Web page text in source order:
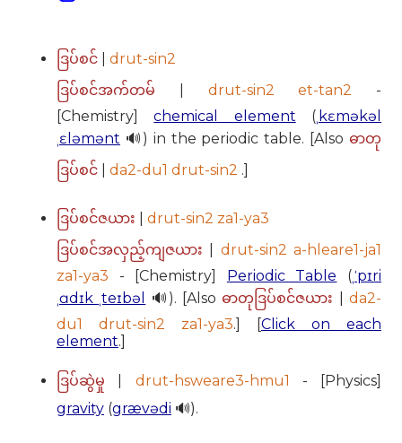
ဒြပ်စင် drut-sin2
ဒြပ်စင်အက်တမ် drut-sin2 et-tan2
-
[Chemistry]chemical element ( ˌkɛməkəl
ˌɛləmənt 🔊) in the periodic table. [Also ဓာတု
ဒြပ်စင် da2-du1 drut-sin2 .]
ဒြပ်စင်ဇယား drut-sin2 za1-ya3
ဒြပ်စင်အလှည့်ကျဇယား
drut-sin2 a-hleare1-ja1
za1-ya3 - [Chemistry] Periodic Table (ˌˈpɪri
ˌɑdɪk ˌteɪbəl
🔊). [Also ဓာတုဒြပ်စင်ဇယား |da2-
du1 drut-sin2 za1-ya3.] [Click on each
element.]
ဒြပ်ဆွဲမှု drut-hsweare3-hmu1 - [Physics]
gravity (grævədi 🔊).